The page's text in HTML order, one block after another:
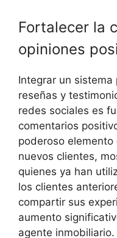
Fortalecer la
opiniones
Integrar un
reseñas y
redes sociales es
comentarios
poderoso
nuevos clientes,
quienes ya han
los clientes
compartir sus
aumento
agente inmobiliario.